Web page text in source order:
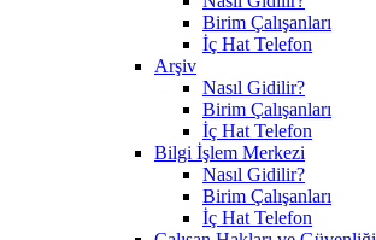
Birim Çalışanları
İç Hat Telefon
Arşiv
Nasıl Gidilir?
Birim Çalışanları
İç Hat Telefon
Bilgi İşlem Merkezi
Nasıl Gidilir?
Birim Çalışanları
İç Hat Telefon